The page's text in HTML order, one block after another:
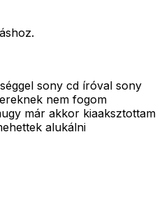
sony cd íróval sony
nem fogom
már akkor kiaaksztottam
alukálni